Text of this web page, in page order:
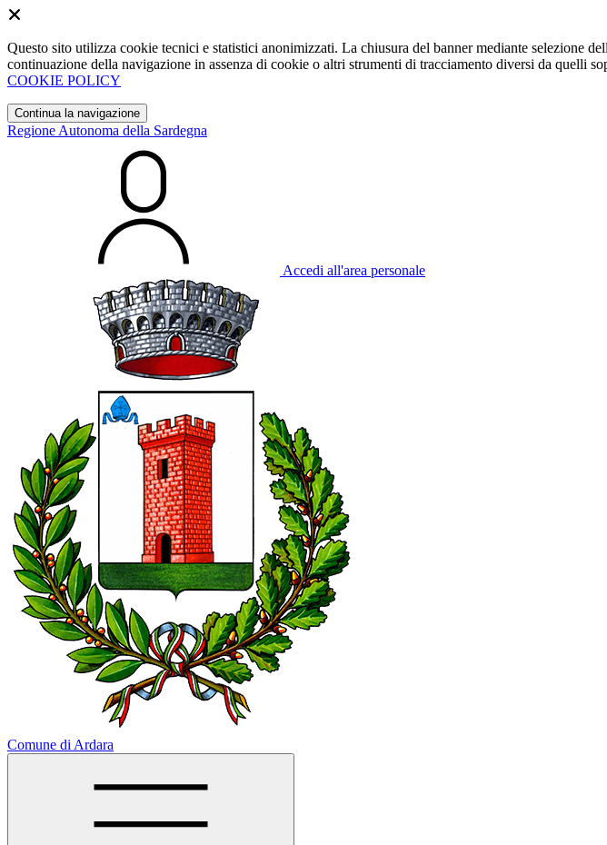
Questo sito utilizza cookie tecnici e statistici anonimizzati. La chiusura del banner mediante selezione
continuazione della navigazione in assenza di cookie o altri strumenti di tracciamento diversi da quelli
COOKIE POLICY
Continua la navigazione
Regione Autonoma della Sardegna
Accedi all'area personale
Comune di Ardara